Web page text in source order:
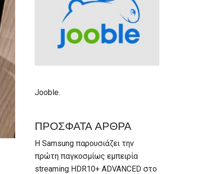
Jooble.
ΠΡΟΣΦΑΤΑ ΑΡΘΡΑ
Η Samsung παρουσιάζει την
πρώτη παγκοσμίως εμπειρία
streaming HDR10+ ADVANCED στο